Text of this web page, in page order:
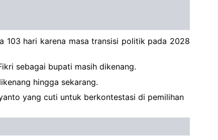
103 hari karena masa transisi politik pada 2028
sebagai bupati masih dikenang.
hingga sekarang.
yang cuti untuk berkontestasi di pemilihan